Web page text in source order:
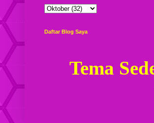
Daftar Blog Saya
Tema